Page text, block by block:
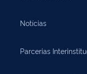
Notícias
Parcerias